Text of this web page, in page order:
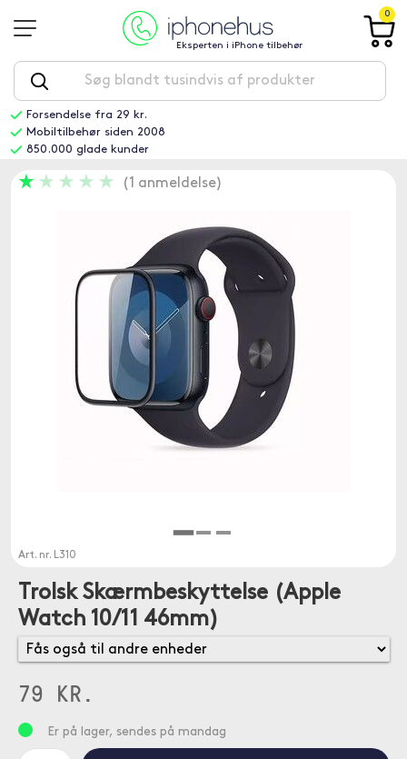
Eksperten i iPhone tilbehør
0
Forsendelse fra 29 kr.
Mobiltilbehør siden 2008
850.000 glade kunder
1 anmeldelse
Art. nr. L310
Trolsk Skærmbeskyttelse (Apple
Watch 10/11 46mm)
79 KR.
Er på lager, sendes på mandag